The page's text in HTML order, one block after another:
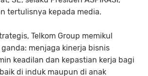
tertulisnya kepada media.
Telkom Group memikul
menjaga kinerja bisnis
keadilan dan kepastian kerja bagi
di induk maupun di anak